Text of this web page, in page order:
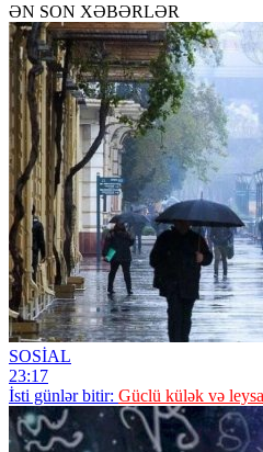
ƏN SON XƏBƏRLƏR
SOSİAL
23:17
İsti günlər bitir: Güclü külək və